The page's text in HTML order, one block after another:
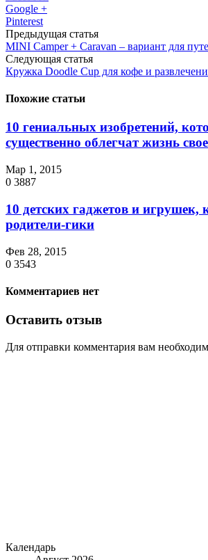
Google +
Pinterest
Предыдущая статья
MINI Camper + Caravan – вариант для
Следующая статья
Кружка Doodle Cup для кофе и
Похожие статьи
10 гениальных изобретений,
существенно облегчат жизнь
Мар 1, 2015
0 3887
10 детских гаджетов и игрушек,
родители-гики
Фев 28, 2015
0 3543
Комментариев нет
Оставить отзыв
Для отправки комментария вам
Календарь